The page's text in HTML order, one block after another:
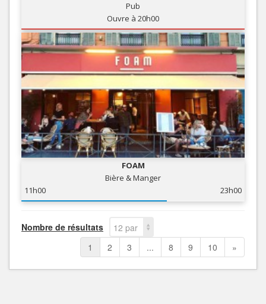
Pub
Ouvre à 20h00
FOAM
Bière & Manger
11h00
23h00
Nombre de résultats
12 par
page
1 2 3 ... 8 9 10 »